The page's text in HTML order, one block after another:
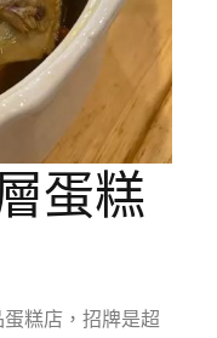
蛋糕
糕店，招牌是超